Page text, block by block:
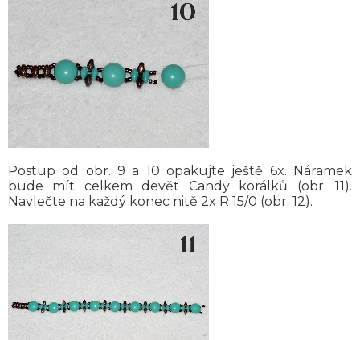
Postup od obr. 9 a 10 opakujte ještě 6x. Náramek
bude mít celkem devět Candy korálků (obr. 11).
Navlečte na každý konec nitě 2x R 15/0 (obr. 12).